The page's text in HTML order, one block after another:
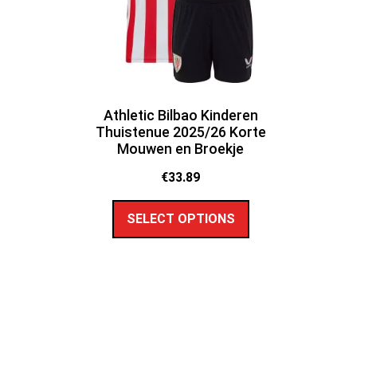
Athletic Bilbao Kinderen
Thuistenue 2025/26 Korte
Mouwen en Broekje
€33.89
SELECT OPTIONS